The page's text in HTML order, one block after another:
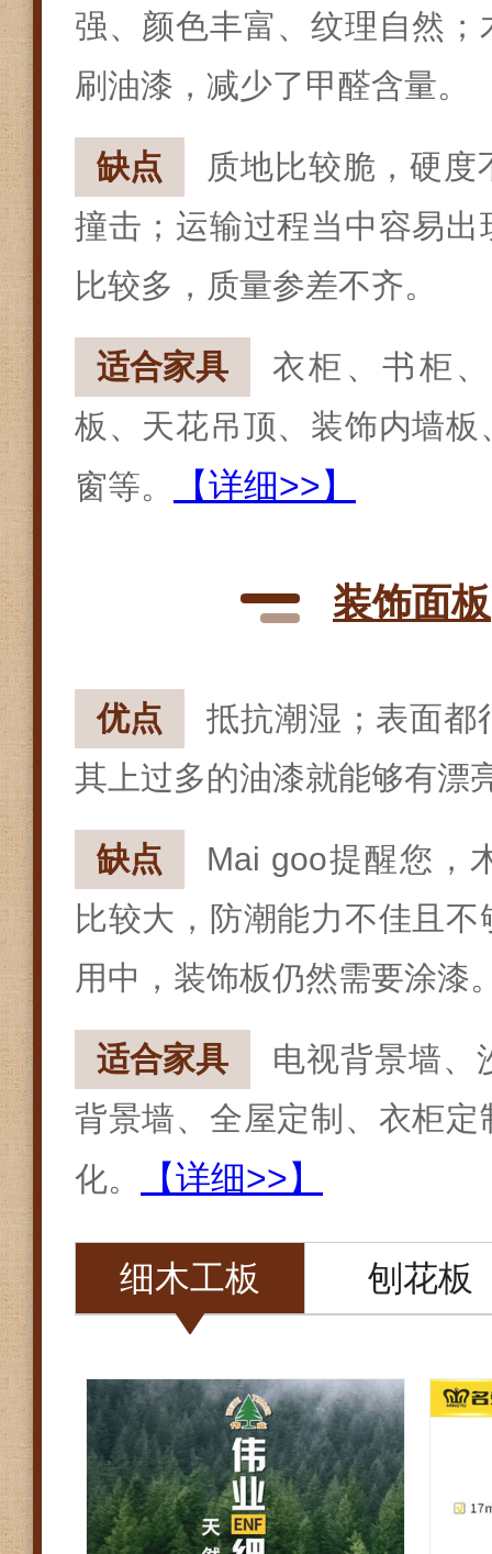
强、颜色丰富、纹理自然
刷油漆，减少了甲醛含量。
缺点
质地比较脆，硬
撞击；运输过程当中容易
比较多，质量参差不齐。
适合家具
衣柜、书柜
板、天花吊顶、装饰内墙
窗等。
【详细>>】
装饰面板
优点
抵抗潮湿；表面都
其上过多的油漆就能够有漂
缺点
Mai goo提醒您，
比较大，防潮能力不佳且
用中，装饰板仍然需要涂漆
适合家具
电视背景墙、
背景墙、全屋定制、衣柜
化。
【详细>>】
细木工板 刨花板